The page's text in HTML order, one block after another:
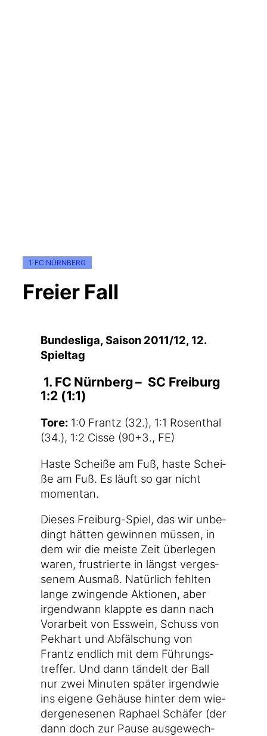
1. FC NÜRNBERG
Freier Fall
Bun­des­li­ga, Sai­son 2011/12, 12.
Spieltag
1. FC Nürnberg – SC Freiburg
1:2 (1:1)
Tore: 1:0 Frantz (32.), 1:1 Rosen­thal
(34.), 1:2 Cis­se (90+3., FE)
Has­te Schei­ße am Fuß, has­te Schei­
ße am Fuß. Es läuft so gar nicht
momentan.
Die­ses Freiburg-Spiel, das wir unbe­
dingt hät­ten gewin­nen müs­sen, in
dem wir die meis­te Zeit über­le­gen
waren, frus­trier­te in längst ver­ges­
se­nem Aus­maß. Natür­lich fehl­ten
lan­ge zwin­gen­de Aktio­nen, aber
irgend­wann klapp­te es dann nach
Vor­ar­beit von Ess­wein, Schuss von
Pek­hart und Abfäl­schung von
Frantz end­lich mit dem Füh­rungs­
tref­fer. Und dann tän­delt der Ball
nur zwei Minu­ten spä­ter irgend­wie
ins eige­ne Gehäu­se hin­ter dem wie­
der­ge­ne­se­nen Rapha­el Schä­fer (der
dann doch zur Pau­se aus­ge­wech­